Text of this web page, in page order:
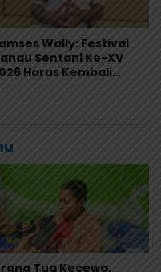
Wally: Festival
Sentani Ke-XV
Harus Kembali
Tua Kecewa,